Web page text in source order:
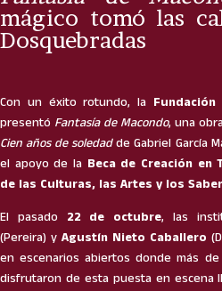
mágico tomó las
Dosquebradas
Con un éxito rotundo, la
presentó Fantasía de Macondo, una
Cien años de soledadde Gabriel García
el apoyo de la Beca de Creación
de las Culturas, las Artes y los
El pasado 22 de octubre, las
(Pereira) y Agustín Nieto Caballero
en escenarios abiertos donde más de
disfrutaron de esta puesta en escena